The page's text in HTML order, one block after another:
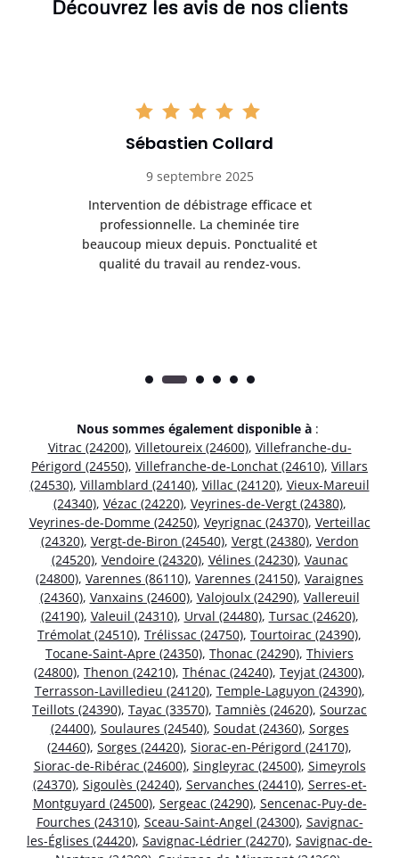
Découvrez les avis de nos clients
Sébastien Collard
9 septembre 2025
Intervention de débistrage efficace et
professionnelle. La cheminée tire
beaucoup mieux depuis. Ponctualité et
qualité du travail au rendez-vous.
Nous sommes également disponible à :
Vitrac (24200), Villetoureix (24600), Villefranche-du-
Périgord (24550), Villefranche-de-Lonchat (24610), Villars
(24530), Villamblard (24140), Villac (24120), Vieux-Mareuil
(24340), Vézac (24220), Veyrines-de-Vergt (24380),
Veyrines-de-Domme (24250), Veyrignac (24370), Verteillac
(24320), Vergt-de-Biron (24540), Vergt (24380), Verdon
(24520), Vendoire (24320), Vélines (24230), Vaunac
(24800), Varennes (86110), Varennes (24150), Varaignes
(24360), Vanxains (24600), Valojoulx (24290), Vallereuil
(24190), Valeuil (24310), Urval (24480), Tursac (24620),
Trémolat (24510), Trélissac (24750), Tourtoirac (24390),
Tocane-Saint-Apre (24350), Thonac (24290), Thiviers
(24800), Thenon (24210), Thénac (24240), Teyjat (24300),
Terrasson-Lavilledieu (24120), Temple-Laguyon (24390),
Teillots (24390), Tayac (33570), Tamniès (24620), Sourzac
(24400), Soulaures (24540), Soudat (24360), Sorges
(24460), Sorges (24420), Siorac-en-Périgord (24170),
Siorac-de-Ribérac (24600), Singleyrac (24500), Simeyrols
(24370), Sigoulès (24240), Servanches (24410), Serres-et-
Montguyard (24500), Sergeac (24290), Sencenac-Puy-de-
Fourches (24310), Sceau-Saint-Angel (24300), Savignac-
les-Églises (24420), Savignac-Lédrier (24270), Savignac-de-